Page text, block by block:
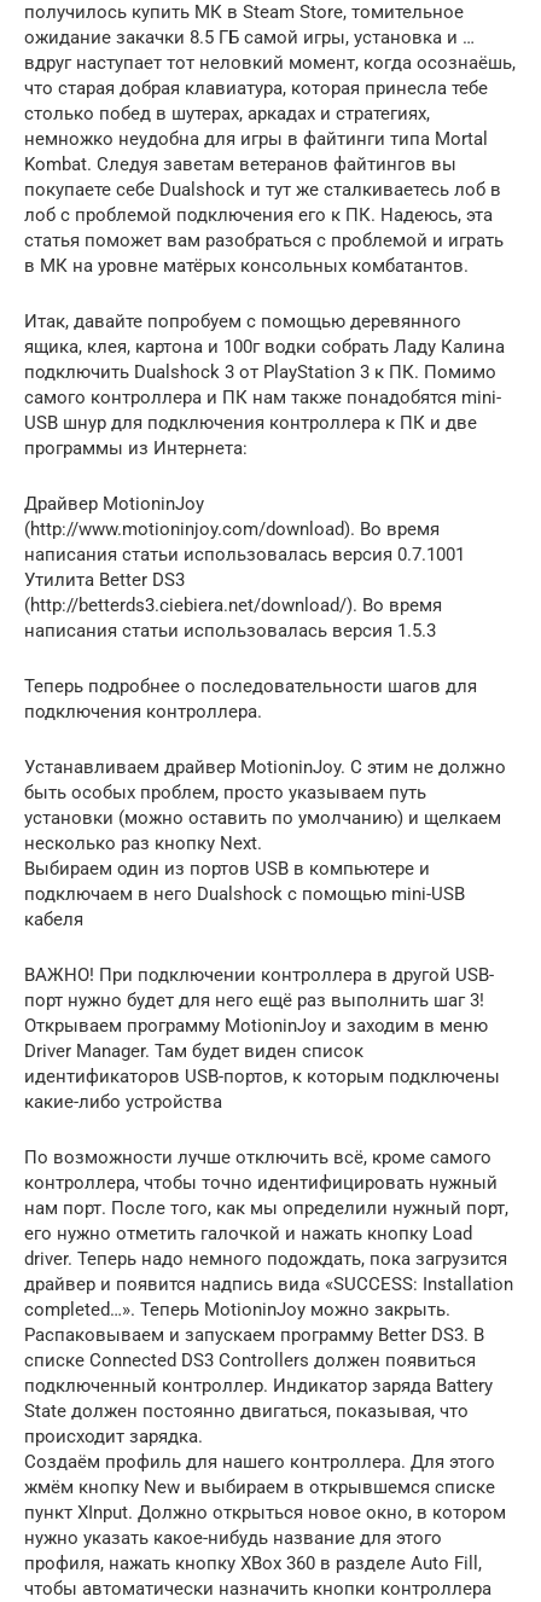
получилось купить МК в Steam Store, томительное
ожидание закачки 8.5 ГБ самой игры, установка и …
вдруг наступает тот неловкий момент, когда осознаёшь,
что старая добрая клавиатура, которая принесла тебе
столько побед в шутерах, аркадах и стратегиях,
немножко неудобна для игры в файтинги типа Mortal
Kombat. Следуя заветам ветеранов файтингов вы
покупаете себе Dualshock и тут же сталкиваетесь лоб в
лоб с проблемой подключения его к ПК. Надеюсь, эта
статья поможет вам разобраться с проблемой и играть
в МК на уровне матёрых консольных комбатантов.
Итак, давайте попробуем с помощью деревянного
ящика, клея, картона и 100г водки собрать Ладу Калина
подключить Dualshock 3 от PlayStation 3 к ПК. Помимо
самого контроллера и ПК нам также понадобятся mini-
USB шнур для подключения контроллера к ПК и две
программы из Интернета:
Драйвер MotioninJoy
(http://www.motioninjoy.com/download). Во время
написания статьи использовалась версия 0.7.1001
Утилита Better DS3
(http://betterds3.ciebiera.net/download/). Во время
написания статьи использовалась версия 1.5.3
Теперь подробнее о последовательности шагов для
подключения контроллера.
Устанавливаем драйвер MotioninJoy. С этим не должно
быть особых проблем, просто указываем путь
установки (можно оставить по умолчанию) и щелкаем
несколько раз кнопку Next.
Выбираем один из портов USB в компьютере и
подключаем в него Dualshock с помощью mini-USB
кабеля
ВАЖНО! При подключении контроллера в другой USB-
порт нужно будет для него ещё раз выполнить шаг 3!
Открываем программу MotioninJoy и заходим в меню
Driver Manager. Там будет виден список
идентификаторов USB-портов, к которым подключены
какие-либо устройства
По возможности лучше отключить всё, кроме самого
контроллера, чтобы точно идентифицировать нужный
нам порт. После того, как мы определили нужный порт,
его нужно отметить галочкой и нажать кнопку Load
driver. Теперь надо немного подождать, пока загрузится
драйвер и появится надпись вида «SUCCESS: Installation
completed…». Теперь MotioninJoy можно закрыть.
Распаковываем и запускаем программу Better DS3. В
списке Connected DS3 Controllers должен появиться
подключенный контроллер. Индикатор заряда Battery
State должен постоянно двигаться, показывая, что
происходит зарядка.
Создаём профиль для нашего контроллера. Для этого
жмём кнопку New и выбираем в открывшемся списке
пункт XInput. Должно открыться новое окно, в котором
нужно указать какое-нибудь название для этого
профиля, нажать кнопку XBox 360 в разделе Auto Fill,
чтобы автоматически назначить кнопки контроллера